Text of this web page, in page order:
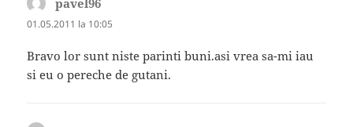
01.05.2011 la 10:05
Bravo lor sunt niste parinti buni.asi vrea sa-mi iau
si eu o pereche de gutani.